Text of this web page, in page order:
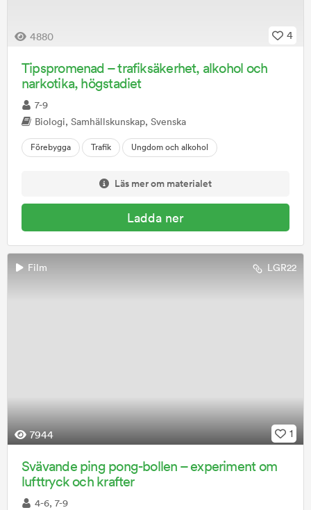
4880 4
Tipspromenad – trafiksäkerhet, alkohol och
narkotika, högstadiet
7-9
Biologi, Samhällskunskap, Svenska
Förebygga Trafik Ungdom och alkohol
Läs mer om materialet
Ladda ner
Film LGR22
7944 1
Svävande ping pong-bollen – experiment om
lufttryck och krafter
4-6, 7-9